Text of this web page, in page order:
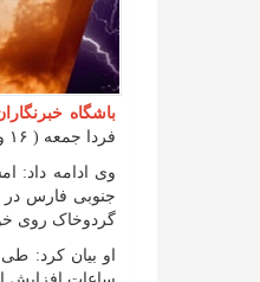
باشگاه
فردا جمعه ( ۱۶ و ۱۷ مرداد) شاهد رگبار و رعدوبرق در جنوب و شرق پیش بینی می‌شود.
وی ادامه داد:
جنوبی فارس در
گردوخاک روی
او بیان کرد: